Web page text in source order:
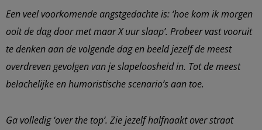
Een veel voorkomende angstgedachte is: ‘hoe kom ik morgen
ooit de dag door met maar X uur slaap’. Probeer vast vooruit
te denken aan de volgende dag en beeld jezelf de meest
overdreven gevolgen van je slapeloosheid in. Tot de meest
belachelijke en humoristische scenario’s aan toe.
Ga volledig ‘over the top’. Zie jezelf halfnaakt over straat